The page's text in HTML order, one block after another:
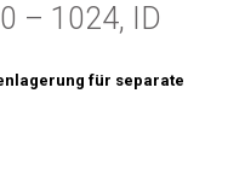
– 1024, ID
für separate